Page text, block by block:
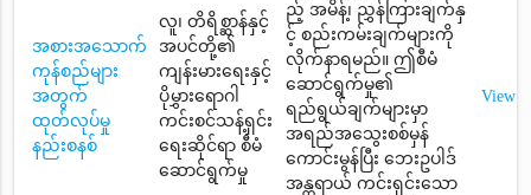
အစားအသောက်
ကုန်စည်များ
အတွက်
ထုတ်လုပ်မှု
နည်းစနစ်
လူ၊ တိရိစ္ဆာန်နှင့်
အပင်တို့၏
ကျန်းမားရေးနှင့်
ပိုမွှားရောဂါ
ကင်းစင်သန့်ရှင်း
ရေးဆိုင်ရာ စီမံ
ဆောင်ရွက်မှု
ည့် အမိန့်၊ ညွှန်ကြားချက်နှ
င့် စည်းကမ်းချက်များကို
လိုက်နာရမည်။ ဤစီမံ
ဆောင်ရွက်မှု၏
ရည်ရွယ်ချက်များမှာ
အရည်အသွေးစစ်မှန်
ကောင်းမွန်ပြီး ဘေးဥပါဒ်
အန္တရာယ် ကင်းရှင်းသော
View